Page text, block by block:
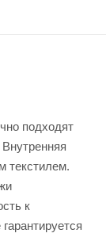
подходят
текстилем.
к